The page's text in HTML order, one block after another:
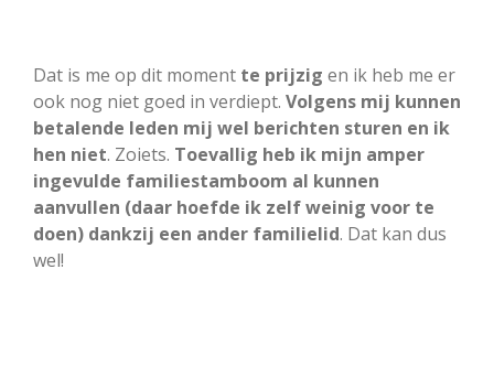
Dat is me op dit moment te prijzig en ik heb me er
ook nog niet goed in verdiept. Volgens mij kunnen
betalende leden mij wel berichten sturen en ik
hen niet. Zoiets. Toevallig heb ik mijn amper
ingevulde familiestamboom al kunnen
aanvullen (daar hoefde ik zelf weinig voor te
doen) dankzij een ander familielid. Dat kan dus
wel!